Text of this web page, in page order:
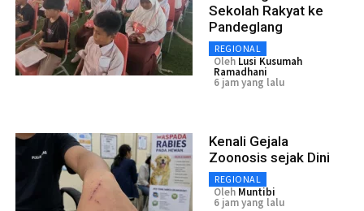
Sekolah Rakyat ke
Pandeglang
REGIONAL
Oleh Lusi Kusumah
Ramadhani
6 jam yang lalu
Kenali Gejala
Zoonosis sejak Dini
REGIONAL
Oleh Muntibi
6 jam yang lalu